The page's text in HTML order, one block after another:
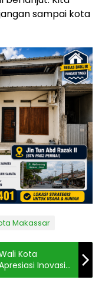
sampai kota
Makassar
Kota
Inovasi
Generasi